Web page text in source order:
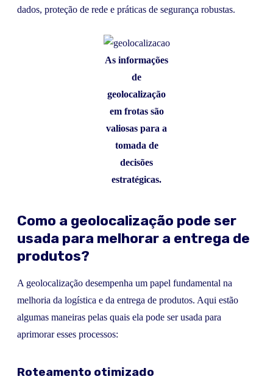
dados, proteção de rede e práticas de segurança robustas.
As informações
de
geolocalização
em frotas são
valiosas para a
tomada de
decisões
estratégicas.
Como a geolocalização pode ser
usada para melhorar a entrega de
produtos?
A geolocalização desempenha um papel fundamental na
melhoria da logística e da entrega de produtos. Aqui estão
algumas maneiras pelas quais ela pode ser usada para
aprimorar esses processos:
Roteamento otimizado